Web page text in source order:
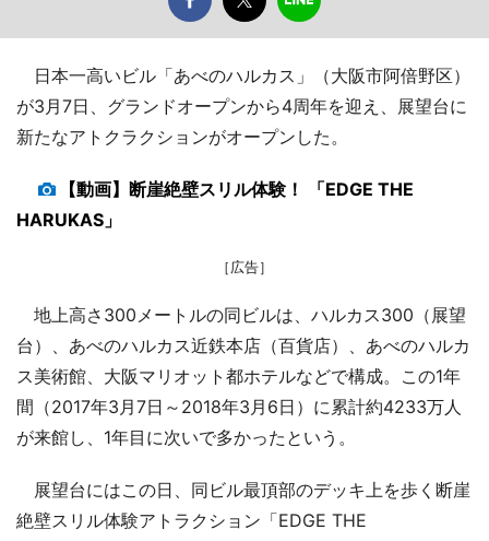
日本一高いビル「あべのハルカス」（大阪市阿倍野区）
が3月7日、グランドオープンから4周年を迎え、展望台に
新たなアトクラクションがオープンした。
【動画】断崖絶壁スリル体験！ 「EDGE THE
HARUKAS」
［広告］
地上高さ300メートルの同ビルは、ハルカス300（展望
台）、あべのハルカス近鉄本店（百貨店）、あべのハルカ
ス美術館、大阪マリオット都ホテルなどで構成。この1年
間（2017年3月7日～2018年3月6日）に累計約4233万人
が来館し、1年目に次いで多かったという。
展望台にはこの日、同ビル最頂部のデッキ上を歩く断崖
絶壁スリル体験アトラクション「EDGE THE